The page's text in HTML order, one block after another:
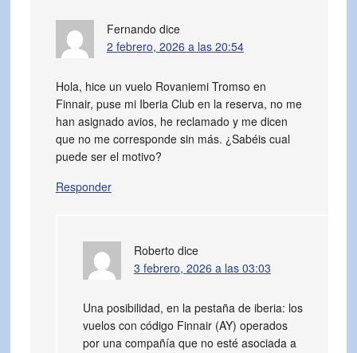
Fernando dice
2 febrero, 2026 a las 20:54
Hola, hice un vuelo Rovaniemi Tromso en
Finnair, puse mi Iberia Club en la reserva, no me
han asignado avios, he reclamado y me dicen
que no me corresponde sin más. ¿Sabéis cual
puede ser el motivo?
Responder
Roberto dice
3 febrero, 2026 a las 03:03
Una posibilidad, en la pestaña de iberia: los
vuelos con código Finnair (AY) operados
por una compañía que no esté asociada a